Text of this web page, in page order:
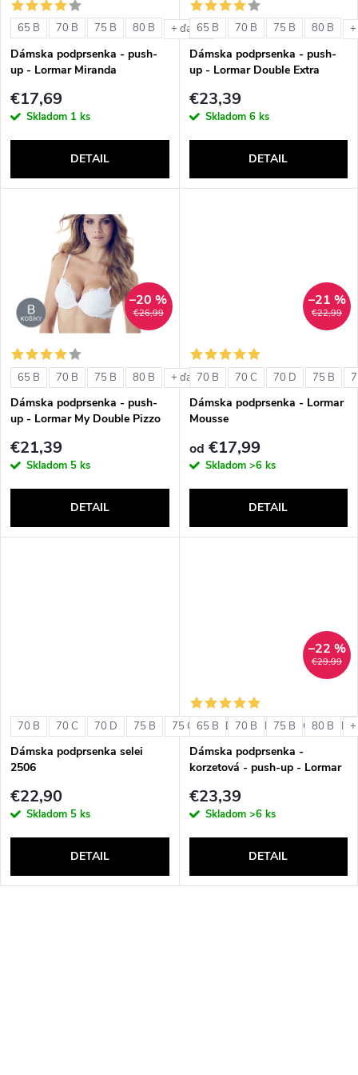
e
p
r
d
t
o
v
s
p
r
o
d
t
o
v
65 B 70 B 75 B 80 B + ďalšie
Dámska podprsenka - push-
up - Lormar Miranda
€17,69
Skladom 1 ks
DETAIL
65 B 70 B 75 B 80 B
Dámska podprsenka - push-
up - Lormar Double Extra
€23,39
Skladom 6 ks
DETAIL
€26,99
–20 %
65 B 70 B 75 B 80 B + ďalšie
Dámska podprsenka - push-
up - Lormar My Double Pizzo
€21,39
Skladom 5 ks
DETAIL
€22,99
–21 %
70 B 70 C 70 D 75 B
Dámska podprsenka - Lormar
Mousse
od €17,99
Skladom >6 ks
DETAIL
70 B 70 C 70 D 75 B 75 C 75 D 80 B 80 C 80 D
Dámska podprsenka selei
2506
€22,90
Skladom 5 ks
DETAIL
€29,99
–22 %
65 B 70 B 75 B 80 B
Dámska podprsenka -
korzetová - push-up - Lormar
€23,39
Skladom >6 ks
DETAIL